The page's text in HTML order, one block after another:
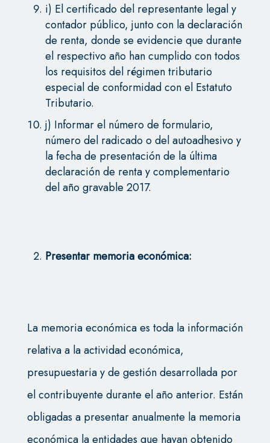
i) El certificado del representante legal y
contador público, junto con la declaración
de renta, donde se evidencie que durante
el respectivo año han cumplido con todos
los requisitos del régimen tributario
especial de conformidad con el Estatuto
Tributario.
j) Informar el número de formulario,
número del radicado o del autoadhesivo y
la fecha de presentación de la última
declaración de renta y complementario
del año gravable 2017.
Presentar memoria económica:
La memoria económica es toda la información
relativa a la actividad económica,
presupuestaria y de gestión desarrollada por
el contribuyente durante el año anterior. Están
obligadas a presentar anualmente la memoria
económica la entidades que hayan obtenido